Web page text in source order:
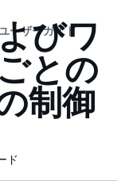
ーザーガイド
びワ
との
制御
ド